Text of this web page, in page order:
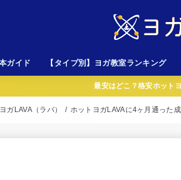
ガイド 【タイプ別】ヨガ教室ランキング
初心者向けスタジオ
料金が安いスタジオ
女性専用スタジオ
溶岩ホットヨガスタジオ
LAVA以外のスタジオ最安はどこ？格安ホット
ガLAVA（ラバ） ホットヨガLAVAに4ヶ月通った